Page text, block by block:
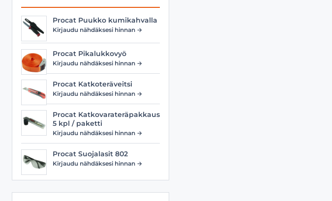
Procat Puukko kumikahvalla
Kirjaudu nähdäksesi hinnan →
Procat Pikalukkovyö
Kirjaudu nähdäksesi hinnan →
Procat Katkoteräveitsi
Kirjaudu nähdäksesi hinnan →
Procat Katkovarateräpakkaus
5 kpl / paketti
Kirjaudu nähdäksesi hinnan →
Procat Suojalasit 802
Kirjaudu nähdäksesi hinnan →